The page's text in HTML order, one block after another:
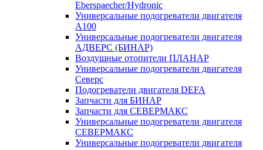
Eberspaecher/Hydronic
Универсальные подогреватели двигателя
A100
Универсальные подогреватели двигателя
АДВЕРС (БИНАР)
Воздушные отопители ПЛАНАР
Универсальные подогреватели двигателя
Северс
Подогреватели двигателя DEFA
Запчасти для БИНАР
Запчасти для СЕВЕРМАКС
Универсальные подогреватели двигателя
СЕВЕРМАКС
Универсальные подогреватели двигателя